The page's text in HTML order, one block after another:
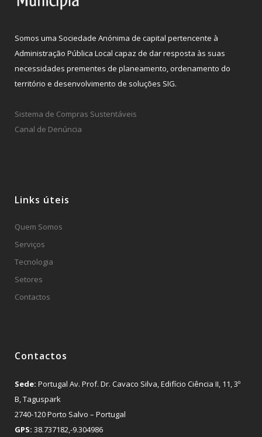
Somos uma Sociedade Anónima de capital pertencente à
Administração Pública Local capaz de dar resposta às suas
necessidades prementes de planeamento, ordenamento do
território e desenvolvimento de soluções SIG.
Sistema de Compras Sustentáveis
Canal de Denúncia
Links úteis
Quem Somos
Serviços
Tecnologia
Setores
Contactos
Contactos
Sede: Portugal Av. Prof. Dr. Cavaco Silva, Edifício Ciência II, 11, 3º
B, Taguspark
2740-120 Porto Salvo – Portugal
GPS: 38.737182,-9.304986